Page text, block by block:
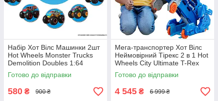
Набір Хот Вілс Машинки 2шт
Hot Wheels Monster Trucks
Demolition Doubles 1:64
FYJ64 Mattel Оригінал
MyDoll.com.ua
Готово до відправки
580 ₴ 900 ₴
Мега-транспортер Хот Вілс
Неймовірний Тірекс 2 в 1 Hot
Wheels City Ultimate T-Rex
Transporter HNG50 Mattel
Оригінал MyDoll.com.ua
Готово до відправки
4 545 ₴ 6 999 ₴